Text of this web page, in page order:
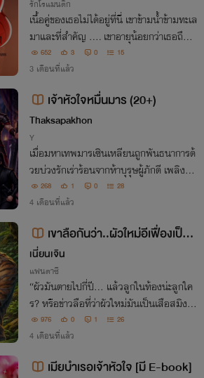
รักโรแมนติก
เนื้อคู่ของเธอไม่ได้อยู่ที่นี่ เขาข้ามน้ำข้ามทะเล
มาและที่สำคัญ .... เขาอายุน้อยกว่าเธอถึงห
นึ่งทศวรรษ
652 3 0 15
3 เดือนที่แล้ว
เจ้าหัวใจหมื่นมาร (20+)
Thaksapakhon
Y
เมื่อมหาเทพมารเซินเหลียนถูกพันธนาการด้
วยบ่วงรักเร่าร้อนจากห้าบุรุษผู้ภักดี เพลิงแค้
นจึงมลายกลายเป็นเพลิงราคะที่แผดเผา เดิ
มพันครั้งนี้คือร่างกายและหัวใจที่ยอมสยบใ
268 1 0 28
4 เดือนที่แล้ว
เขาลือกันว่า..ผัวใหม่อีเฟื่องเป็นเ
สือสมิง! (PWP..NC25+)
เนี่ยนเจิน
แฟนตาซี
“ผัวมันตายไปกี่ปี... แล้วลูกในท้องน่ะลูกใค
ร? หรือข่าวลือที่ว่าผัวใหม่มันเป็นเสือสมิงจะ
เป็นเรื่องจริง!”
976 0 1 26
4 เดือนที่แล้ว
เมียบำเรอเจ้าหัวใจ [มี E-book]